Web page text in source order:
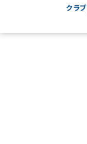
クラブ